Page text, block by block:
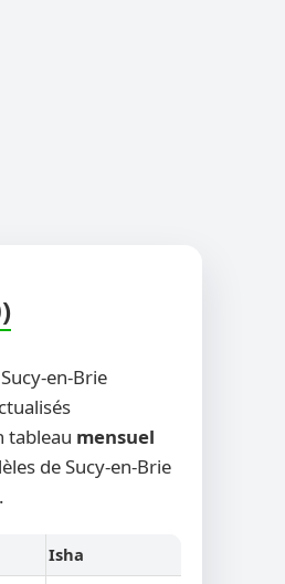
en-Brie
tableau mensuel
de Sucy-en-Brie
Isha